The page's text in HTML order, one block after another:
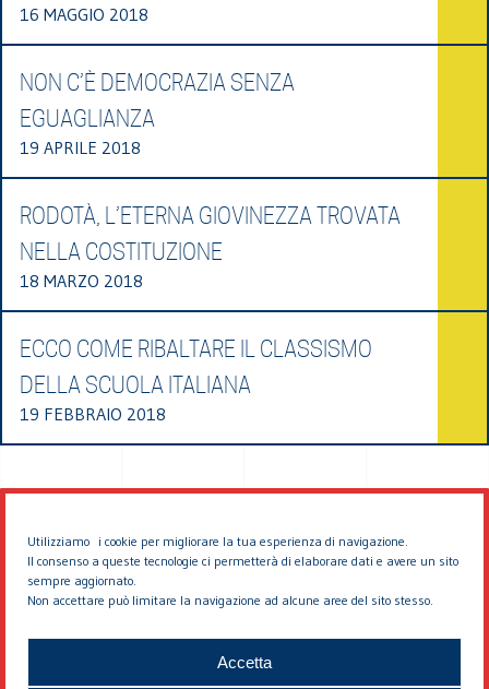
Utilizziamo i cookie per migliorare la tua esperienza di navigazione.
Il consenso a queste tecnologie ci permetterà di elaborare dati e avere un sito
sempre aggiornato.
Non accettare può limitare la navigazione ad alcune aree del sito stesso.
Accetta
16 MAGGIO 2018
NON C’È DEMOCRAZIA SENZA
EGUAGLIANZA
19 APRILE 2018
RODOTÀ, L’ETERNA GIOVINEZZA TROVATA
NELLA COSTITUZIONE
18 MARZO 2018
ECCO COME RIBALTARE IL CLASSISMO
DELLA SCUOLA ITALIANA
19 FEBBRAIO 2018
© 2026 EDDYBURG